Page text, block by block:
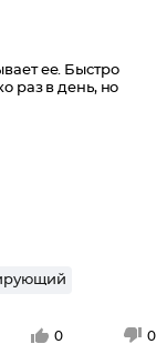
ее. Быстро
раз в день, но
0 0